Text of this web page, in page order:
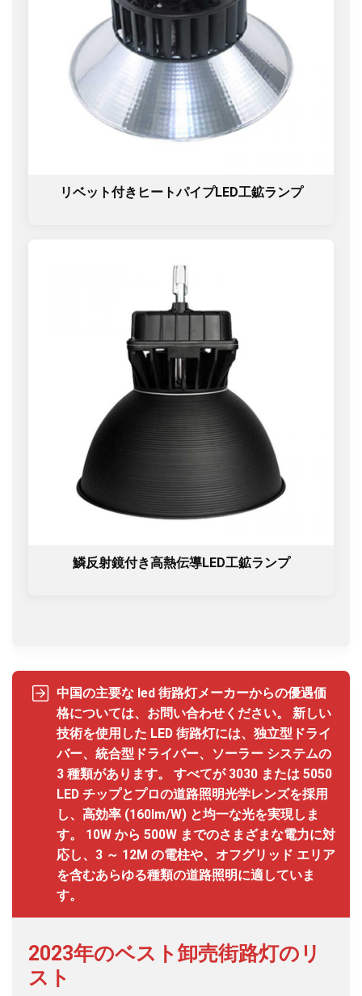
リベット付きヒートパイプLED工鉱ランプ
鱗反射鏡付き高熱伝導LED工鉱ランプ
中国の主要な led 街路灯メーカーからの優遇価
格については、お問い合わせください。 新しい
技術を使用した LED 街路灯には、独立型ドライ
バー、統合型ドライバー、ソーラー システムの
3 種類があります。 すべてが 3030 または 5050
LED チップとプロの道路照明光学レンズを採用
し、高効率 (160lm/W) と均一な光を実現しま
す。 10W から 500W までのさまざまな電力に対
応し、3 ～ 12M の電柱や、オフグリッド エリア
を含むあらゆる種類の道路照明に適していま
す。
2023年のベスト卸売街路灯のリ
スト